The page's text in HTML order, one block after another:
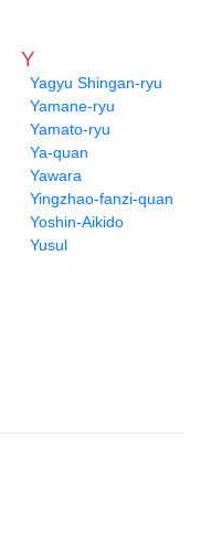
Y
Yagyu Shingan-ryu
Yamane-ryu
Yamato-ryu
Ya-quan
Yawara
Yingzhao-fanzi-quan
Yoshin-Aikido
Yusul